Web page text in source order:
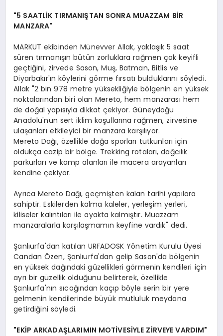
"5 SAATLİK TIRMANIŞTAN SONRA MUAZZAM BİR
MANZARA"
MARKUT ekibinden Münevver Allak, yaklaşık 5 saat
süren tırmanışın bütün zorluklara rağmen çok keyifli
geçtiğini, zirvede Sason, Muş, Batman, Bitlis ve
Diyarbakır'ın köylerini görme fırsatı bulduklarını söyledi.
Allak "2 bin 978 metre yüksekliğiyle bölgenin en yüksek
noktalarından biri olan Mereto, hem manzarası hem
de doğal yapısıyla dikkat çekiyor. Güneydoğu
Anadolu'nun sert iklim koşullarına rağmen, zirvesine
ulaşanları etkileyici bir manzara karşılıyor.
Mereto Dağı, özellikle doğa sporları tutkunları için
oldukça cazip bir bölge. Trekking rotaları, dağcılık
parkurları ve kamp alanları ile macera arayanları
kendine çekiyor.
Ayrıca Mereto Dağı, geçmişten kalan tarihi yapılara
sahiptir. Eskilerden kalma kaleler, yerleşim yerleri,
kiliseler kalıntıları ile ayakta kalmıştır. Muazzam
manzaralarla karşılaşmamın keyfine vardık" dedi.
Şanlıurfa'dan katılan URFADOSK Yönetim Kurulu Üyesi
Candan Özen, Şanlıurfa'dan gelip Sason'da bölgenin
en yüksek dağındaki güzellikleri görmenin kendileri için
ayrı bir güzellik olduğunu belirterek, özellikle
Şanlıurfa'nın sıcağından kaçıp böyle serin bir yere
gelmenin kendilerinde büyük mutluluk meydana
getirdiğini söyledi.
"EKİP ARKADAŞLARIMIN MOTİVESİYLE ZİRVEYE VARDIM"